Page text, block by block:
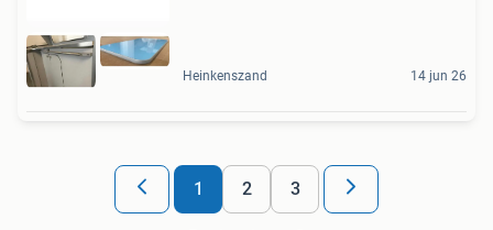
Heinkenszand 14 jun 26
1 2 3